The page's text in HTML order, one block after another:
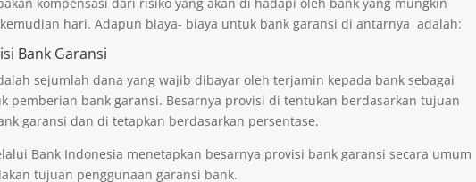
hari. Adapun biaya- biaya untuk bank garansi di antarnya adalah:
Bank Garansi
sejumlah dana yang wajib dibayar oleh terjamin kepada bank sebagai
pemberian bank garansi. Besarnya provisi di tentukan berdasarkan tujuan
garansi dan di tetapkan berdasarkan persentase.
Bank Indonesia menetapkan besarnya provisi bank garansi secara umum
tujuan penggunaan garansi bank.